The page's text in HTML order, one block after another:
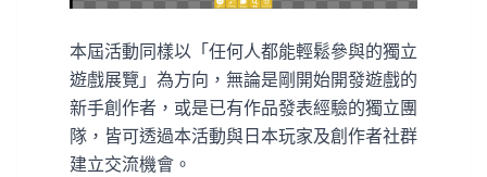
本屆活動同樣以「任何人都能輕鬆參與的獨立
遊戲展覽」為方向，無論是剛開始開發遊戲的
新手創作者，或是已有作品發表經驗的獨立團
隊，皆可透過本活動與日本玩家及創作者社群
建立交流機會。